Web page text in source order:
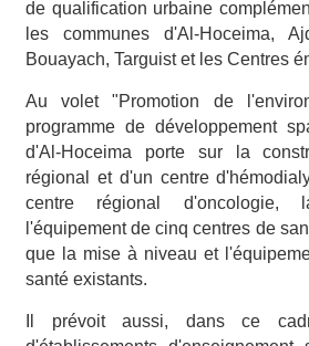
de qualification urbaine
les communes d'Al-Hoceima,
Bouayach, Targuist et les Centres
Au volet "Promotion de
programme de développement
d'Al-Hoceima porte sur la
régional et d'un centre
centre régional d'oncologie,
l'équipement de cinq centres de
que la mise à niveau et
santé existants.
Il prévoit aussi, dans ce